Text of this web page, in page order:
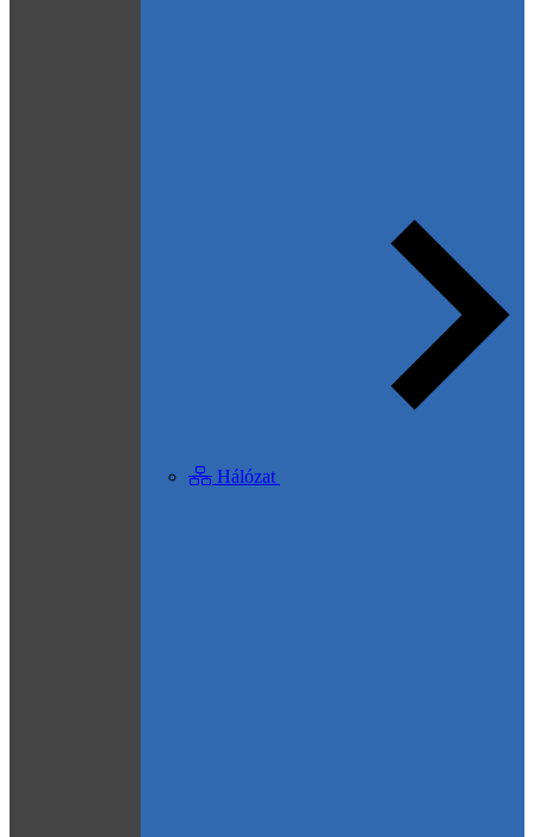
Hálózat